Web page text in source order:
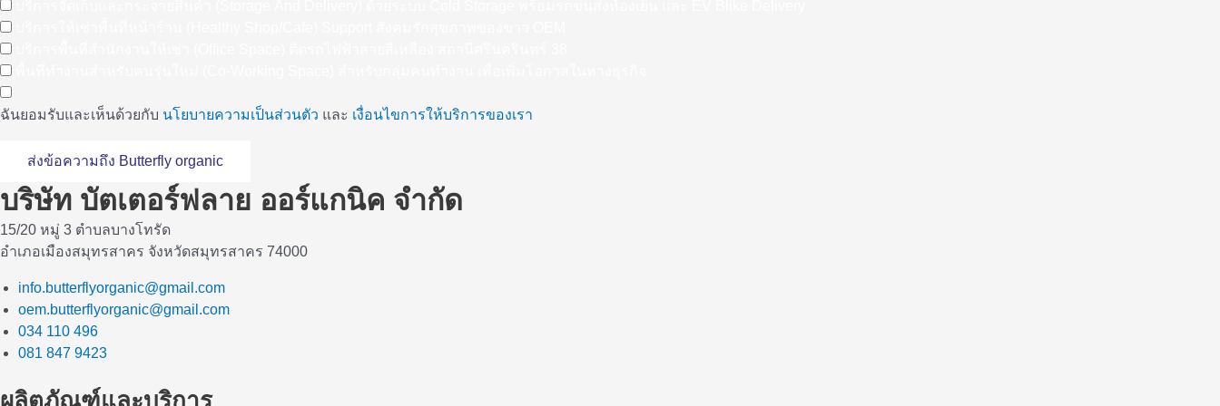
ฉันยอมรับและเห็นด้วยกับ นโยบายความเป็นส่วนตัว และ เงื่อนไขการให้บริการของเรา
ส่งข้อความถึง Butterfly organic
บริษัท บัตเตอร์ฟลาย ออร์แกนิค จำกัด
15/20 หมู่ 3 ตำบลบางโทรัด
อำเภอเมืองสมุทรสาคร จังหวัดสมุทรสาคร 74000
info.butterflyorganic@gmail.com
oem.butterflyorganic@gmail.com
034 110 496
081 847 9423